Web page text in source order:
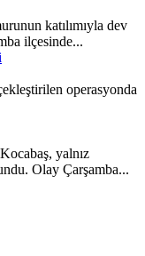
katılımıyla dev
ilçesinde...
operasyonda
yalnız
Olay Çarşamba...